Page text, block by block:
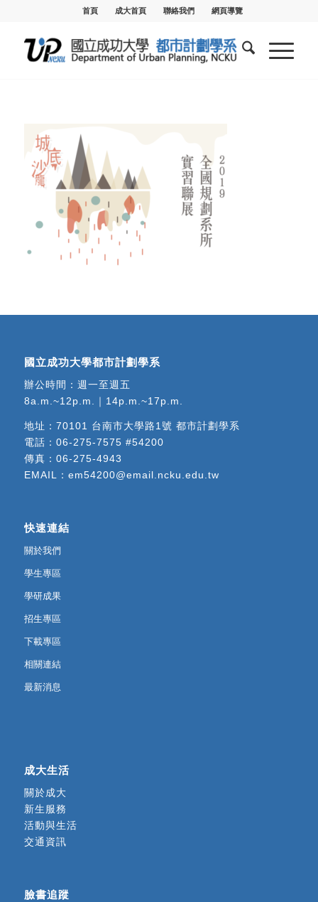
首頁 成大首頁 聯絡我們 網頁導覽
國立成功大學都市計劃學系
辦公時間：週一至週五
8a.m.~12p.m.｜14p.m.~17p.m.
地址： 70101 台南市大學路1號 都市計劃學系
電話： 06-275-7575 #54200
傳真：06-275-4943
EMAIL： em54200@email.ncku.edu.tw
快速連結
關於我們
學生專區
學研成果
招生專區
下載專區
相關連結
最新消息
成大生活
關於成大
新生服務
活動與生活
交通資訊
臉書追蹤